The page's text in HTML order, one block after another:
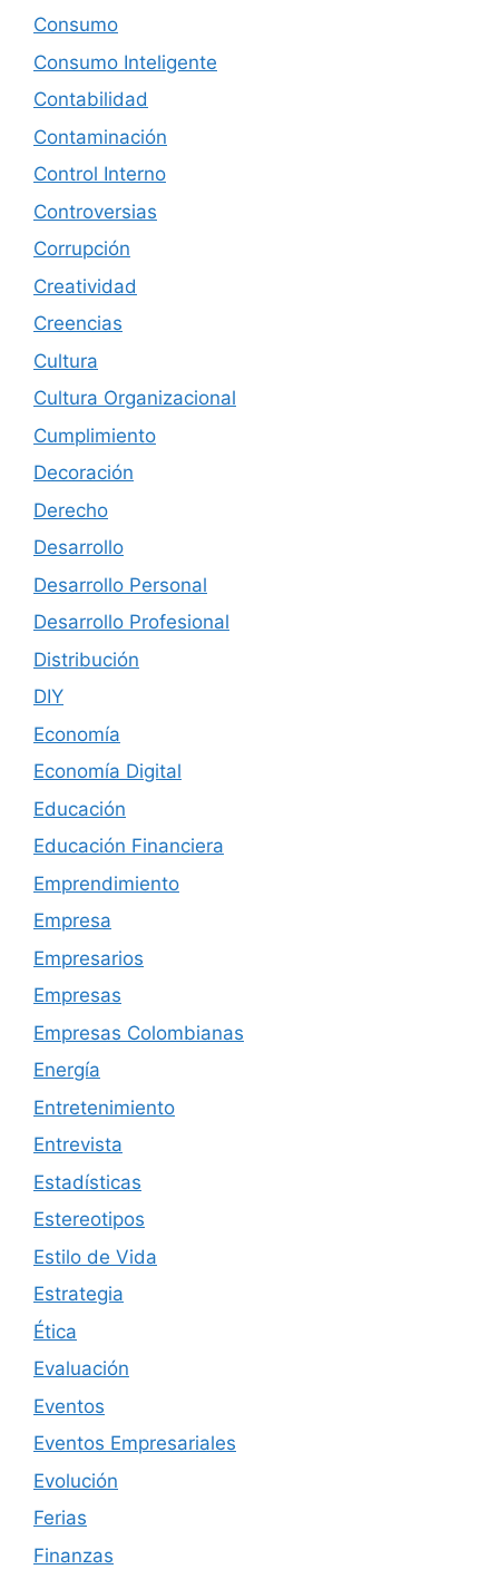
Consumo
Consumo Inteligente
Contabilidad
Contaminación
Control Interno
Controversias
Corrupción
Creatividad
Creencias
Cultura
Cultura Organizacional
Cumplimiento
Decoración
Derecho
Desarrollo
Desarrollo Personal
Desarrollo Profesional
Distribución
DIY
Economía
Economía Digital
Educación
Educación Financiera
Emprendimiento
Empresa
Empresarios
Empresas
Empresas Colombianas
Energía
Entretenimiento
Entrevista
Estadísticas
Estereotipos
Estilo de Vida
Estrategia
Ética
Evaluación
Eventos
Eventos Empresariales
Evolución
Ferias
Finanzas